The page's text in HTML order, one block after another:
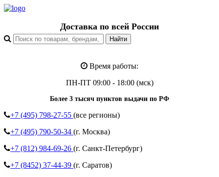
Доставка по всей России
Время работы:
ПН-ПТ 09:00 - 18:00 (мск)
Более 3 тысяч пунктов выдачи по РФ
+7 (495) 798-27-55 (все регионы)
+7 (495) 790-50-34 (г. Москва)
+7 (812) 984-69-26 (г. Санкт-Петербург)
+7 (8452) 37-44-39 (г. Саратов)